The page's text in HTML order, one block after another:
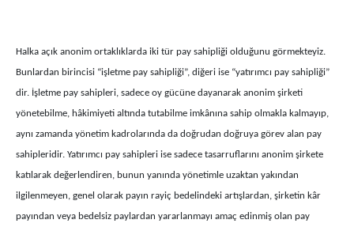
Halka açık anonim ortaklıklarda iki tür pay sahipliği olduğunu görmekteyiz.
Bunlardan birincisi “işletme pay sahipliği”, diğeri ise “yatırımcı pay sahipliği”
dir. İşletme pay sahipleri, sadece oy gücüne dayanarak anonim şirketi
yönetebilme, hâkimiyeti altında tutabilme imkânına sahip olmakla kalmayıp,
aynı zamanda yönetim kadrolarında da doğrudan doğruya görev alan pay
sahipleridir. Yatırımcı pay sahipleri ise sadece tasarruflarını anonim şirkete
katılarak değerlendiren, bunun yanında yönetimle uzaktan yakından
ilgilenmeyen, genel olarak payın rayiç bedelindeki artışlardan, şirketin kâr
payından veya bedelsiz paylardan yararlanmayı amaç edinmiş olan pay